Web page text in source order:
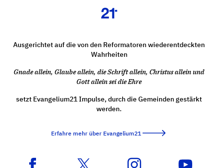
Ausgerichtet auf die von den Reformatoren wiederentdeckten
Wahrheiten
Gnade allein, Glaube allein, die Schrift allein, Christus allein und
Gott allein sei die Ehre
setzt Evangelium21 Impulse, durch die Gemeinden gestärkt
werden.
Erfahre mehr über Evangelium21